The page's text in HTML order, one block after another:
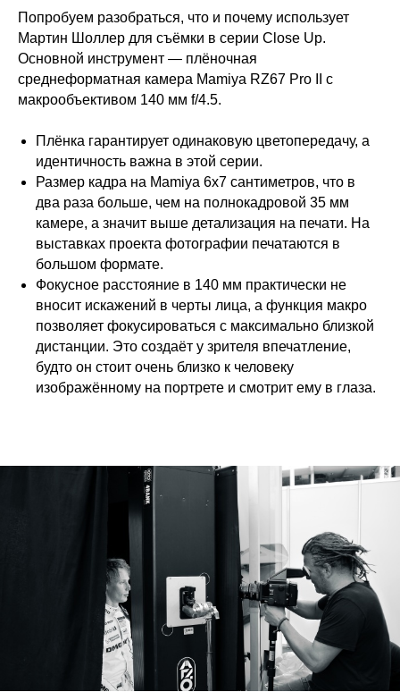
Попробуем разобраться, что и почему использует
Мартин Шоллер для съёмки в серии Close Up.
Основной инструмент — плёночная
среднеформатная камера Mamiya RZ67 Pro II с
макрообъективом 140 мм f/4.5.
Плёнка гарантирует одинаковую цветопередачу, а
идентичность важна в этой серии.
Размер кадра на Mamiya 6х7 сантиметров, что в
два раза больше, чем на полнокадровой 35 мм
камере, а значит выше детализация на печати. На
выставках проекта фотографии печатаются в
большом формате.
Фокусное расстояние в 140 мм практически не
вносит искажений в черты лица, а функция макро
позволяет фокусироваться с максимально близкой
дистанции. Это создаёт у зрителя впечатление,
будто он стоит очень близко к человеку
изображённому на портрете и смотрит ему в глаза.